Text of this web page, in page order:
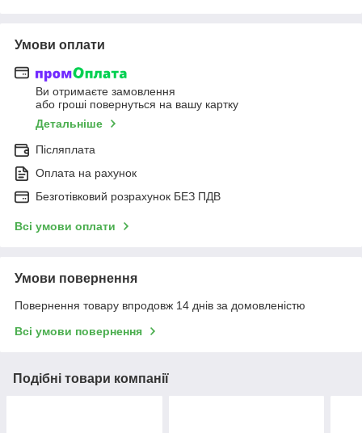
Умови оплати
Ви отримаєте замовлення
або гроші повернуться на вашу картку
Детальніше
Післяплата
Оплата на рахунок
Безготівковий розрахунок БЕЗ ПДВ
Всі умови оплати
Умови повернення
Повернення товару впродовж 14 днів за домовленістю
Всі умови повернення
Подібні товари компанії